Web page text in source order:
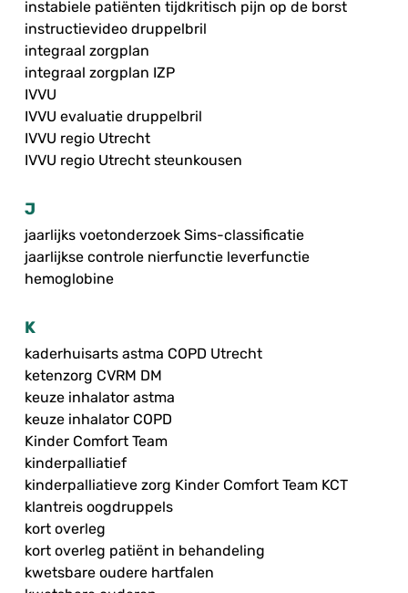
instabiele patiënten tijdkritisch pijn op de borst
instructievideo druppelbril
integraal zorgplan
integraal zorgplan IZP
IVVU
IVVU evaluatie druppelbril
IVVU regio Utrecht
IVVU regio Utrecht steunkousen
J
jaarlijks voetonderzoek Sims-classificatie
jaarlijkse controle nierfunctie leverfunctie
hemoglobine
K
kaderhuisarts astma COPD Utrecht
ketenzorg CVRM DM
keuze inhalator astma
keuze inhalator COPD
Kinder Comfort Team
kinderpalliatief
kinderpalliatieve zorg Kinder Comfort Team KCT
klantreis oogdruppels
kort overleg
kort overleg patiënt in behandeling
kwetsbare oudere hartfalen